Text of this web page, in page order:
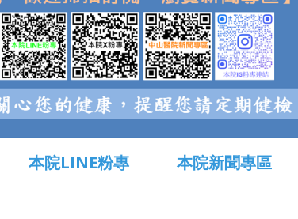
本院LINE粉專 本院新聞專區